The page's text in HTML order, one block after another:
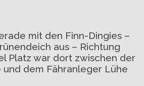
mit den Finn-Dingies –
aus – Richtung
Platz war dort zwischen der
und dem Fähranleger Lühe